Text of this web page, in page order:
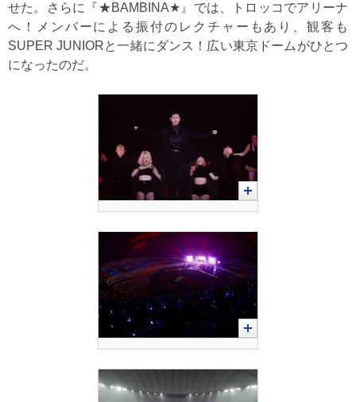
せた。さらに『★BAMBINA★』では、トロッコでアリーナ
へ！メンバーによる振付のレクチャーもあり、観客も
SUPER JUNIORと一緒にダンス！広い東京ドームがひとつ
になったのだ。